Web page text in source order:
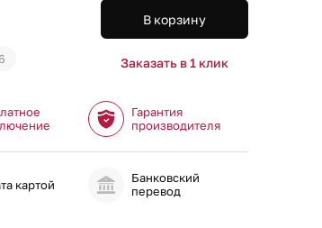
В корзину
Заказать в 1 клик
Гарантия
производителя
картой
Банковский
перевод